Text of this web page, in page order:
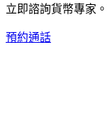
立即諮詢貨幣專家。
預約通話